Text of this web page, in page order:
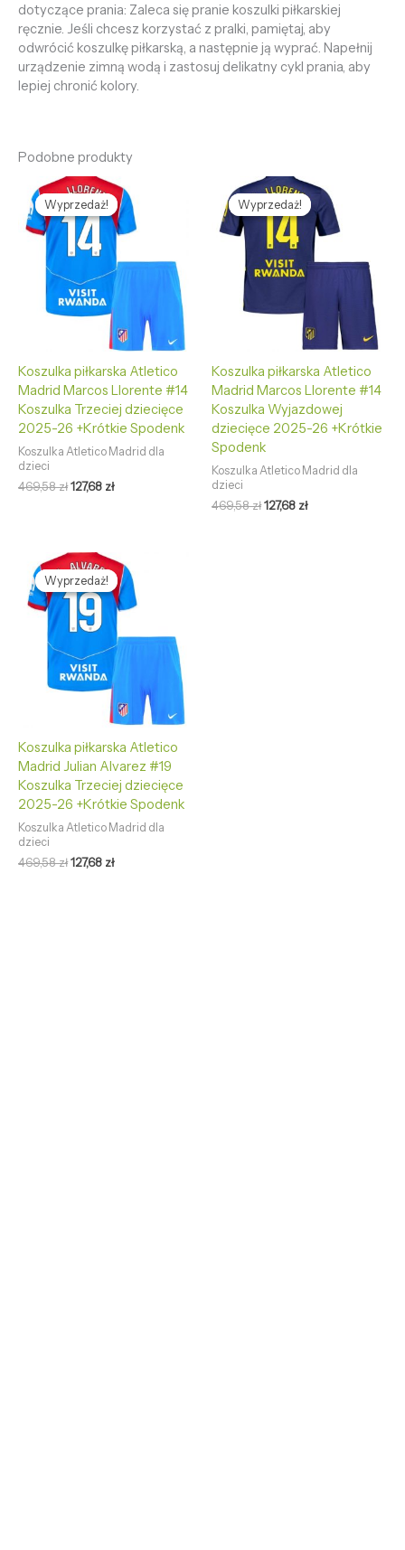
dotyczące prania: Zaleca się pranie koszulki piłkarskiej
ręcznie. Jeśli chcesz korzystać z pralki, pamiętaj, aby
odwrócić koszulkę piłkarską, a następnie ją wyprać. Napełnij
urządzenie zimną wodą i zastosuj delikatny cykl prania, aby
lepiej chronić kolory.
Podobne produkty
Wyprzedaż!
Wyprzedaż!
Koszulka piłkarska Atletico
Madrid Marcos Llorente #14
Koszulka Trzeciej dziecięce
2025-26 +Krótkie Spodenk
Koszulka Atletico Madrid dla
dzieci
469,58zł
Pierwotna
cena
wynosiła:
469,58 zł.
127,68 zł
Aktualna
cena
wynosi:
127,68 zł.
Wyprzedaż!
Wyprzedaż!
Koszulka piłkarska Atletico
Madrid Marcos Llorente #14
Koszulka Wyjazdowej
dziecięce 2025-26 +Krótkie
Spodenk
Koszulka Atletico Madrid dla
dzieci
469,58zł
Pierwotna
cena
wynosiła:
469,58 zł.
127,68 zł
Aktualna
cena
wynosi:
127,68 zł.
Wyprzedaż!
Wyprzedaż!
Koszulka piłkarska Atletico
Madrid Julian Alvarez #19
Koszulka Trzeciej dziecięce
2025-26 +Krótkie Spodenk
Koszulka Atletico Madrid dla
dzieci
469,58zł
Pierwotna
cena
wynosiła:
469,58 zł.
127,68 zł
Aktualna
cena
wynosi:
127,68 zł.